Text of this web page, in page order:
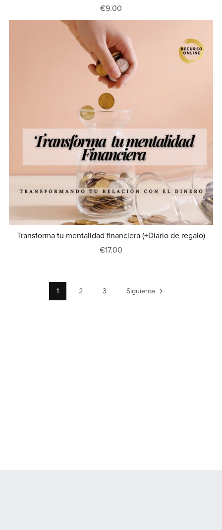
€9.00
Transforma tu mentalidad financiera (+Diario de regalo)
€17.00
1 2 3 Siguiente